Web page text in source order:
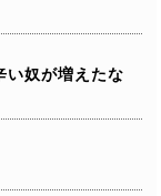
い奴が増えたな